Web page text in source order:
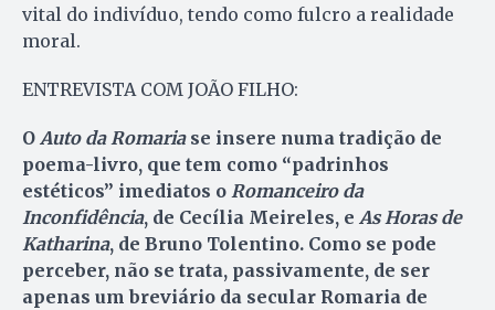
vital do indivíduo, tendo como fulcro a realidade
moral.
ENTREVISTA COM JOÃO FILHO:
O Auto da Romariase insere numa tradição de
poema-livro, que tem como “padrinhos
estéticos” imediatos o Romanceiro da
Inconfidência, de Cecília Meireles, e As Horas de
Katharina, de Bruno Tolentino. Como se pode
perceber, não se trata, passivamente, de ser
apenas um breviário da secular Romaria de